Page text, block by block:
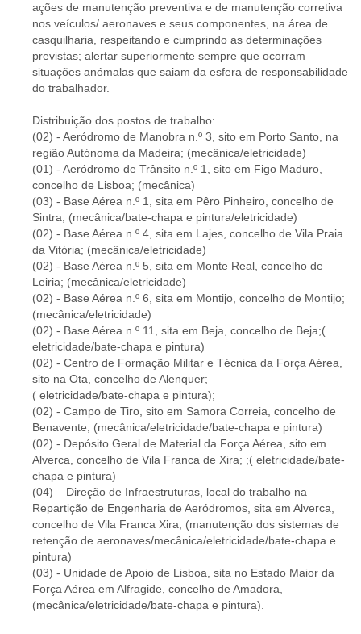
ações de manutenção preventiva e de manutenção corretiva
nos veículos/ aeronaves e seus componentes, na área de
casquilharia, respeitando e cumprindo as determinações
previstas; alertar superiormente sempre que ocorram
situações anómalas que saiam da esfera de responsabilidade
do trabalhador.
Distribuição dos postos de trabalho:
(02) - Aeródromo de Manobra n.º 3, sito em Porto Santo, na
região Autónoma da Madeira; (mecânica/eletricidade)
(01) - Aeródromo de Trânsito n.º 1, sito em Figo Maduro,
concelho de Lisboa; (mecânica)
(03) - Base Aérea n.º 1, sita em Pêro Pinheiro, concelho de
Sintra; (mecânica/bate-chapa e pintura/eletricidade)
(02) - Base Aérea n.º 4, sita em Lajes, concelho de Vila Praia
da Vitória; (mecânica/eletricidade)
(02) - Base Aérea n.º 5, sita em Monte Real, concelho de
Leiria; (mecânica/eletricidade)
(02) - Base Aérea n.º 6, sita em Montijo, concelho de Montijo;
(mecânica/eletricidade)
(02) - Base Aérea n.º 11, sita em Beja, concelho de Beja;(
eletricidade/bate-chapa e pintura)
(02) - Centro de Formação Militar e Técnica da Força Aérea,
sito na Ota, concelho de Alenquer;
( eletricidade/bate-chapa e pintura);
(02) - Campo de Tiro, sito em Samora Correia, concelho de
Benavente; (mecânica/eletricidade/bate-chapa e pintura)
(02) - Depósito Geral de Material da Força Aérea, sito em
Alverca, concelho de Vila Franca de Xira; ;( eletricidade/bate-
chapa e pintura)
(04) – Direção de Infraestruturas, local do trabalho na
Repartição de Engenharia de Aeródromos, sita em Alverca,
concelho de Vila Franca Xira; (manutenção dos sistemas de
retenção de aeronaves/mecânica/eletricidade/bate-chapa e
pintura)
(03) - Unidade de Apoio de Lisboa, sita no Estado Maior da
Força Aérea em Alfragide, concelho de Amadora,
(mecânica/eletricidade/bate-chapa e pintura).